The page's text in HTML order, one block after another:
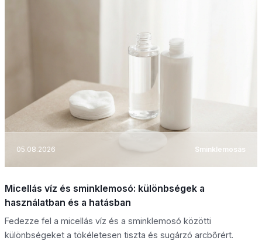
05.08.2026 Sminklemosás
Micellás víz és sminklemosó: különbségek a
használatban és a hatásban
Fedezze fel a micellás víz és a sminklemosó közötti
különbségeket a tökéletesen tiszta és sugárzó arcbőrért.